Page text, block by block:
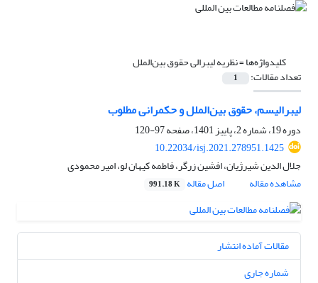
کلیدواژه‌ها =نظریه لیبرالی حقوق بین‌الملل
تعداد مقالات: 1
لیبرالیسم، حقوق بین‌الملل و حکمرانی مطلوب
دوره 19، شماره 2، پاییز 1401، صفحه
97-120
10.22034/isj.2021.278951.1425
جلال الدین شیرژیان، افشین زرگر، فاطمه کیهان لو، امیر محمودی
مشاهده مقاله
اصل مقاله 991.18 K
مقالات آماده انتشار
شماره جاری